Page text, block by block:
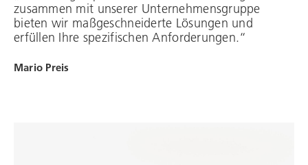
zusammen mit unserer Unternehmensgruppe
bieten wir maßgeschneiderte Lösungen und
erfüllen Ihre spezifischen Anforderungen.“
Mario Preis